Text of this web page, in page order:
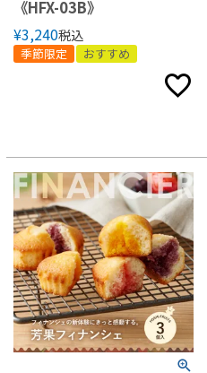
《HFX-03B》
¥3,240税込
季節限定 おすすめ